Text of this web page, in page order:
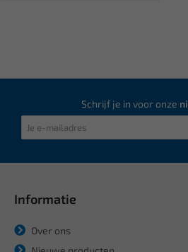
Schrijf je in voor onze
Informatie
Over ons